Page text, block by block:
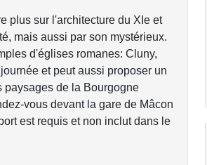
plus sur l'architecture du XIe et
mais aussi par son mystérieux.
d'églises romanes: Cluny,
et peut aussi proposer un
paysages de la Bourgogne
vous devant la gare de Mâcon
est requis et non inclut dans le